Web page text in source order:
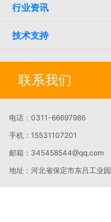
行业资讯
技术支持
联系我们
电话： 0311-66697986
手机： 15531107201
邮箱： 345458544@qq.com
地址： 河北省保定市东吕工业园